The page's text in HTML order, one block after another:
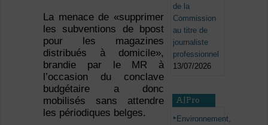
La menace de «supprimer
les subventions de bpost
pour les magazines
distribués à domicile»,
brandie par le MR à
l’occasion du conclave
budgétaire a donc
mobilisés sans attendre
les périodiques belges.
de la
Commission
au titre de
journaliste
professionnel
13/07/2026
AJPro
Environnement,